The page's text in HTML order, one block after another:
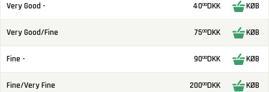
Very Good - 4000DKK KØB
Very Good/Fine 7500DKK KØB
Fine - 9000DKK KØB
Fine/Very Fine 20000DKK KØB